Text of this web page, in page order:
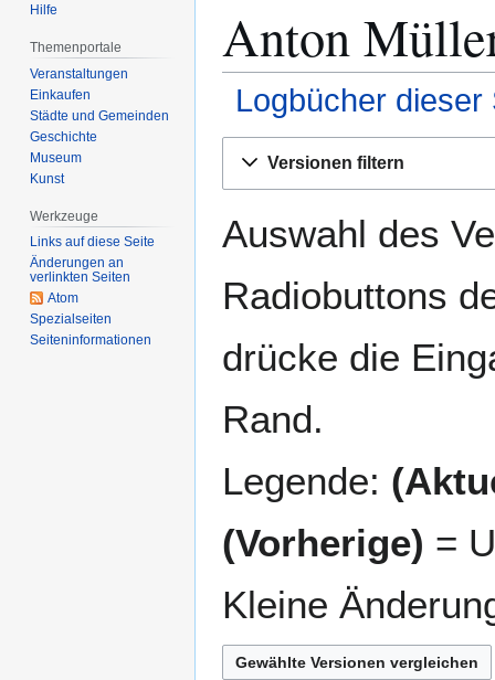
Anton
Logbücher dieser
Navigation
Suche
Versionen filtern
Auswahl des
Radiobuttons
drücke die
Rand.
Legende:
(Vorherige) =
Kleine
Hilfe
Themenportale
Veranstaltungen
Einkaufen
Städte und Gemeinden
Geschichte
Museum
Kunst
Werkzeuge
Links auf diese Seite
Änderungen an
verlinkten Seiten
Atom
Spezialseiten
Seiten­­informationen